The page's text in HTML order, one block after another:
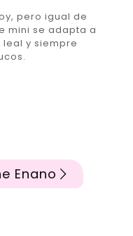
pero igual de
mini se adapta a
y siempre
Enano